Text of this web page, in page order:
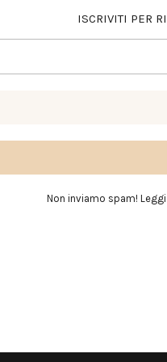
ISCRIVITI PER
Non inviamo spam!